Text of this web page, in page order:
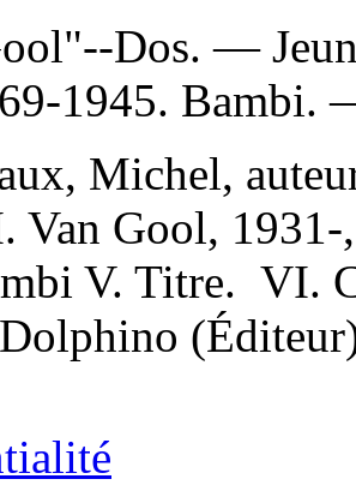
Dos. —
1945.
Michel,
Van Gool,
V. Titre. VI.